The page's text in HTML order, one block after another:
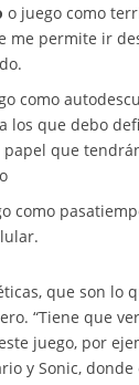
o juego como
me permite ir
como
los que debo
que
como
que son lo
“Tiene que
juego, por
y Sonic, donde